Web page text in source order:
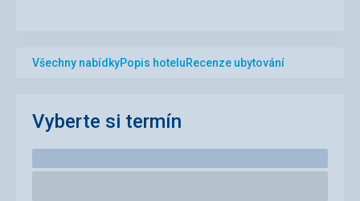
Všechny nabídkyPopis hoteluRecenze ubytování
Vyberte si termín